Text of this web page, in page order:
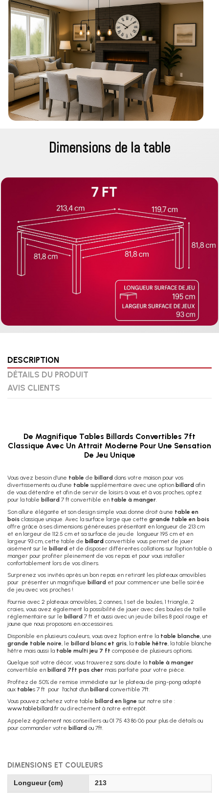
Dimensions de la table
DESCRIPTION
DÉTAILS DU PRODUIT
AVIS CLIENTS
De Magnifique Tables Billards Convertibles 7ft
Classique Avec Un Attrait Moderne Pour Une Sensation
De Jeu Unique
Vous avez besoin d’une table de billard dans votre maison pour vos
divertissements ou d’une table supplémentaire avec une option billard afin
de vous détendre et afin de servir de loisirs à vous et à vos proches, optez
pour la table billard 7 ft convertible en table à manger.
Son allure élégante et son design simple vous donne droit à une table en
bois classique unique. Avec la surface large que cette grande table en bois
offre grâce à ses dimensions généreuses présentant en longueur de 213 cm
et en largeur de 112.5 cm et sa surface de jeu de longueur 195 cm et en
largeur 93 cm, cette table de billard convertible vous permet de jouer
aisément sur le billard et de disposer différentes collations sur l’option table à
manger pour profiter pleinement de vos repas et pour vous installer
confortablement lors de vos dîners.
Surprenez vos invités après un bon repas en retirant les plateaux amovibles
pour présenter un magnifique billard et pour commencer une belle soirée
de jeu avec vos proches !
Fournie avec 2 plateaux amovibles, 2 cannes, 1 set de boules, 1 triangle, 2
craies, vous avez également la possibilité de jouer avec des boules de taille
réglementaire sur le billard 7 ft et aussi avec un jeu de billes 8 pool rouge et
jaune que nous proposons en accessoires.
Disponible en plusieurs couleurs, vous avez l’option entre la table blanche , une
grande table noire , le billard blanc et gris , la table hêtre , la table blanche
hêtre mais aussi la table multi jeu 7 ft composée de plusieurs options.
Quelque soit votre décor, vous trouverez sans doute la table à manger
convertible en billard 7ft pas cher mais parfaite pour votre pièce.
Profitez de 50% de remise immédiate sur le plateau de ping-pong adapté
aux tables 7 ft pour l'achat d'un billard convertible 7ft.
Vous pouvez achetez votre table billard en ligne sur notre site :
www.tablebillard.fr ou directement à notre entrepôt.
Appelez également nos conseillers au 01 75 43 86 06 pour plus de détails ou
pour commander votre billard ou 7ft.
DIMENSIONS ET COULEURS
Longueur (cm) 213